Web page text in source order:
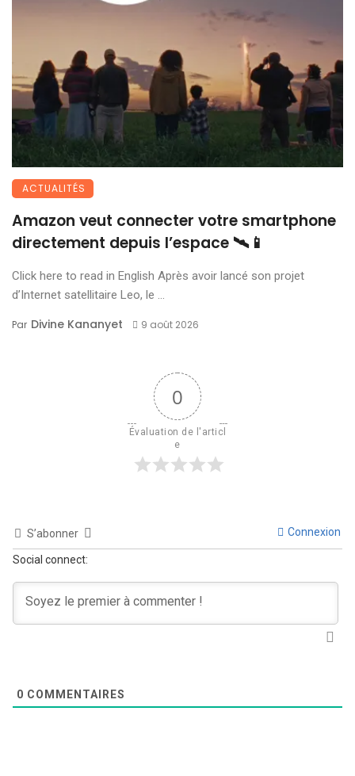
ACTUALITÉS
Amazon veut connecter votre smartphone
directement depuis l’espace 🛰️📱
Click here to read in English Après avoir lancé son projet
d’Internet satellitaire Leo, le ...
Par Divine Kananyet 9 août 2026
0
Évaluation de l'articl
e
S’abonner Connexion
Social connect:
0 COMMENTAIRES